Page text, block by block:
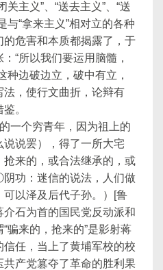
主义”、“送去主义”、“送
与“拿来主义”相对立的各种
危害和本质都揭露了，于
“所以我们要运用脑髓，
种边破边立，破中有立，
法，使行文曲折，论辩有
。
一个穷青年，因为祖上的
说罢），得了一所大宅
来的，或合法继承的，或
功：迷信的说法，人们做
以泽及后代子孙。）[鲁
石为首的国民党反动派和
骗来的，抢来的”是影射蒋
任，当上了黄埔军校的校
产党篡夺了革命的胜利果